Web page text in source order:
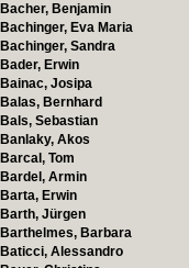
Bacher, Benjamin
Bachinger, Eva Maria
Bachinger, Sandra
Bader, Erwin
Bainac, Josipa
Balas, Bernhard
Bals, Sebastian
Banlaky, Akos
Barcal, Tom
Bardel, Armin
Barta, Erwin
Barth, Jürgen
Barthelmes, Barbara
Baticci, Alessandro